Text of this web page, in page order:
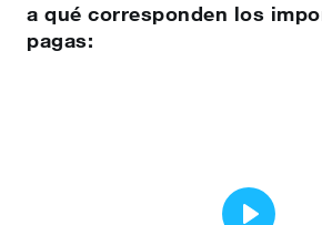
a qué corresponden los
pagas: